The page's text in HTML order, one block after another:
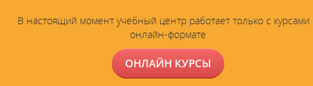
В настоящий момент учебный центр работает только с курсами
онлайн-формате
ОНЛАЙН КУРСЫ